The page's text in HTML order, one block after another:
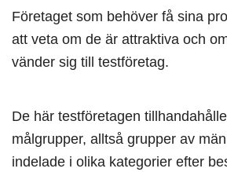
Företaget som behöver få sina
att veta om de är attraktiva och
vänder sig till testföretag.
De här testföretagen
målgrupper, alltså grupper av
indelade i olika kategorier efter